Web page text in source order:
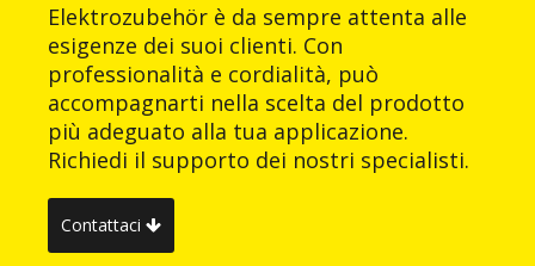
Elektrozubehör è da sempre attenta alle
esigenze dei suoi clienti. Con
professionalità e cordialità, può
accompagnarti nella scelta del prodotto
più adeguato alla tua applicazione.
Richiedi il supporto dei nostri specialisti.
Contattaci